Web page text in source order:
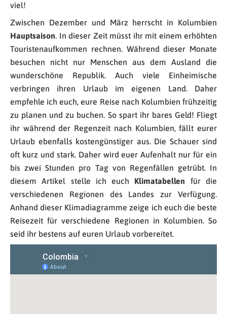
viel!
Zwischen Dezember und März herrscht in Kolumbien
Hauptsaison. In dieser Zeit müsst ihr mit einem erhöhten
Touristenaufkommen rechnen. Während dieser Monate
besuchen nicht nur Menschen aus dem Ausland die
wunderschöne Republik. Auch viele Einheimische
verbringen ihren Urlaub im eigenen Land. Daher
empfehle ich euch, eure Reise nach Kolumbien frühzeitig
zu planen und zu buchen. So spart ihr bares Geld! Fliegt
ihr während der Regenzeit nach Kolumbien, fällt eurer
Urlaub ebenfalls kostengünstiger aus. Die Schauer sind
oft kurz und stark. Daher wird euer Aufenhalt nur für ein
bis zwei Stunden pro Tag von Regenfällen getrübt. In
diesem Artikel stelle ich euch Klimatabellen für die
verschiedenen Regionen des Landes zur Verfügung.
Anhand dieser Klimadiagramme zeige ich euch die beste
Reisezeit für verschiedene Regionen in Kolumbien. So
seid ihr bestens auf euren Urlaub vorbereitet.